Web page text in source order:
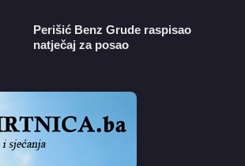
Perišić Benz Grude raspisao
natječaj za posao